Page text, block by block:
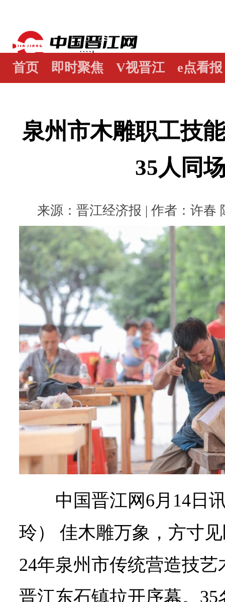
首页 即时聚焦 V视晋江 e点看报
泉州市木雕职工技
35人同
来源：晋江经济报 | 作者：许春
中国晋江网6月14日
玲） 佳木雕万象，方寸
24年泉州市传统营造技
晋江东石镇拉开序幕。